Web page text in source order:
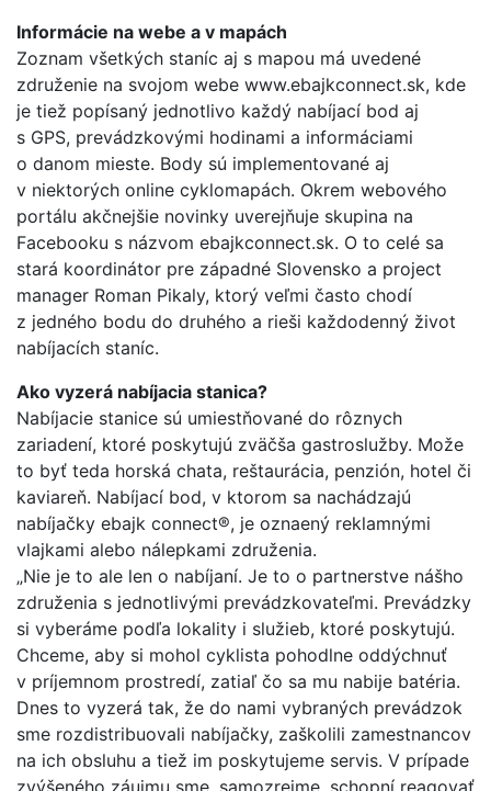
Informácie na webe a v mapách
Zoznam všetkých staníc aj s mapou má uvedené
združenie na svojom webe www.ebajkconnect.sk, kde
je tiež popísaný jednotlivo každý nabíjací bod aj
s GPS, prevádzkovými hodinami a informáciami
o danom mieste. Body sú implementované aj
v niektorých online cyklomapách. Okrem webového
portálu akčnejšie novinky uverejňuje skupina na
Facebooku s názvom ebajkconnect.sk. O to celé sa
stará koordinátor pre západné Slovensko a project
manager Roman Pikaly, ktorý veľmi často chodí
z jedného bodu do druhého a rieši každodenný život
nabíjacích staníc.
Ako vyzerá nabíjacia stanica?
Nabíjacie stanice sú umiestňované do rôznych
zariadení, ktoré poskytujú zväčša gastroslužby. Može
to byť teda horská chata, reštaurácia, penzión, hotel či
kaviareň. Nabíjací bod, v ktorom sa nachádzajú
nabíjačky ebajk connect®, je oznaený reklamnými
vlajkami alebo nálepkami združenia.
„Nie je to ale len o nabíjaní. Je to o partnerstve nášho
združenia s jednotlivými prevádzkovateľmi. Prevádzky
si vyberáme podľa lokality i služieb, ktoré poskytujú.
Chceme, aby si mohol cyklista pohodlne oddýchnuť
v príjemnom prostredí, zatiaľ čo sa mu nabije batéria.
Dnes to vyzerá tak, že do nami vybraných prevádzok
sme rozdistribuovali nabíjačky, zaškolili zamestnancov
na ich obsluhu a tiež im poskytujeme servis. V prípade
zvýšeného záujmu sme, samozrejme, schopní reagovať